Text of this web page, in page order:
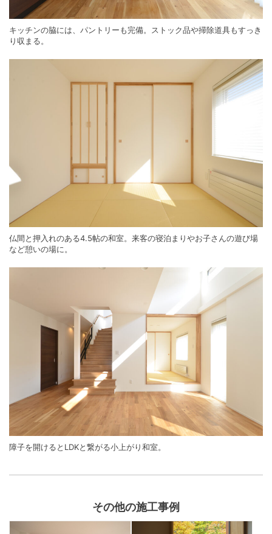
キッチンの脇には、パントリーも完備。ストック品や掃除道具もすっき
り収まる。
仏間と押入れのある4.5帖の和室。来客の寝泊まりやお子さんの遊び場
など憩いの場に。
障子を開けるとLDKと繋がる小上がり和室。
その他の施工事例